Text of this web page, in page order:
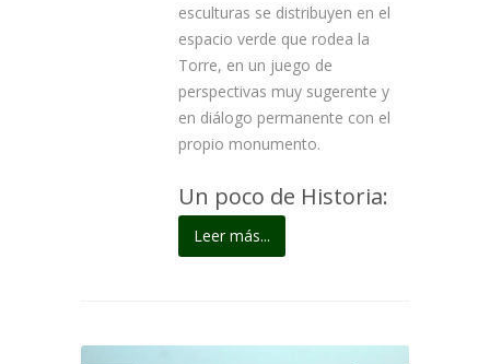
esculturas se distribuyen en el
espacio verde que rodea la
Torre, en un juego de
perspectivas muy sugerente y
en diálogo permanente con el
propio monumento.
Un poco de Historia:
Leer más...